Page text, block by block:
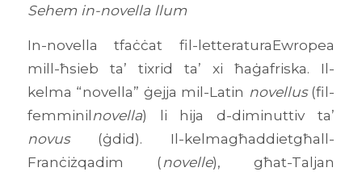
Sehem in-novella llum
In-novella tfaċċat fil-letteraturaEwropea
mill-ħsieb ta’ tixrid ta’ xi ħaġafriska. Il-
kelma “novella” ġejja mil-Latin novellus(fil-
femminilnovella) li hija d-diminuttiv ta’
novus(ġdid). Il-kelmagħaddietgħall-
Franċiżqadim (novelle), għat-Taljan